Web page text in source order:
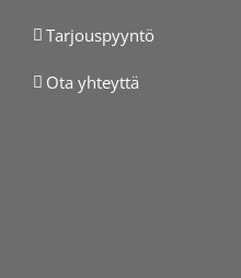
Tarjouspyyntö
Ota yhteyttä